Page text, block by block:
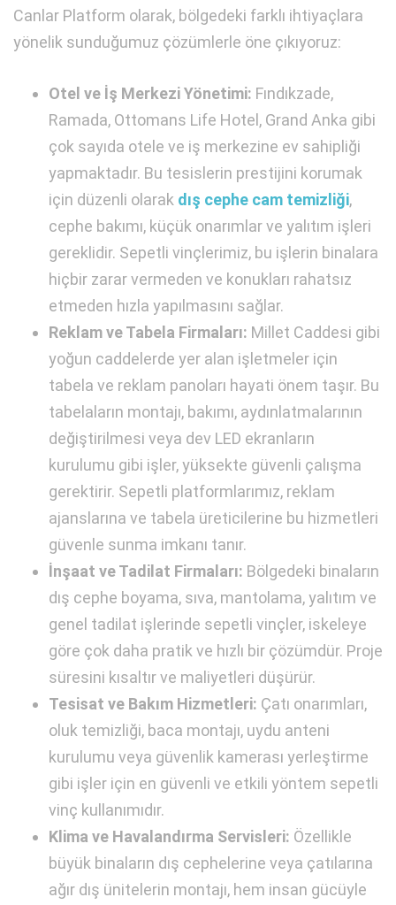
Canlar Platform olarak, bölgedeki farklı ihtiyaçlara
yönelik sunduğumuz çözümlerle öne çıkıyoruz:
Otel ve İş Merkezi Yönetimi: Fındıkzade,
Ramada, Ottomans Life Hotel, Grand Anka gibi
çok sayıda otele ve iş merkezine ev sahipliği
yapmaktadır. Bu tesislerin prestijini korumak
için düzenli olarak dış cephe cam temizliği,
cephe bakımı, küçük onarımlar ve yalıtım işleri
gereklidir. Sepetli vinçlerimiz, bu işlerin binalara
hiçbir zarar vermeden ve konukları rahatsız
etmeden hızla yapılmasını sağlar.
Reklam ve Tabela Firmaları: Millet Caddesi gibi
yoğun caddelerde yer alan işletmeler için
tabela ve reklam panoları hayati önem taşır. Bu
tabelaların montajı, bakımı, aydınlatmalarının
değiştirilmesi veya dev LED ekranların
kurulumu gibi işler, yüksekte güvenli çalışma
gerektirir. Sepetli platformlarımız, reklam
ajanslarına ve tabela üreticilerine bu hizmetleri
güvenle sunma imkanı tanır.
İnşaat ve Tadilat Firmaları: Bölgedeki binaların
dış cephe boyama, sıva, mantolama, yalıtım ve
genel tadilat işlerinde sepetli vinçler, iskeleye
göre çok daha pratik ve hızlı bir çözümdür. Proje
süresini kısaltır ve maliyetleri düşürür.
Tesisat ve Bakım Hizmetleri: Çatı onarımları,
oluk temizliği, baca montajı, uydu anteni
kurulumu veya güvenlik kamerası yerleştirme
gibi işler için en güvenli ve etkili yöntem sepetli
vinç kullanımıdır.
Klima ve Havalandırma Servisleri: Özellikle
büyük binaların dış cephelerine veya çatılarına
ağır dış ünitelerin montajı, hem insan gücüyle